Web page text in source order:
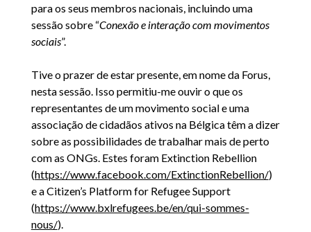
para os seus membros nacionais, incluindo uma
sessão sobre “Conexão e interação com movimentos
sociais”.
Tive o prazer de estar presente, em nome da Forus,
nesta sessão. Isso permitiu-me ouvir o que os
representantes de um movimento social e uma
associação de cidadãos ativos na Bélgica têm a dizer
sobre as possibilidades de trabalhar mais de perto
com as ONGs. Estes foram Extinction Rebellion
(https://www.facebook.com/ExtinctionRebellion/)
e a Citizen’s Platform for Refugee Support
(https://www.bxlrefugees.be/en/qui-sommes-
nous/).